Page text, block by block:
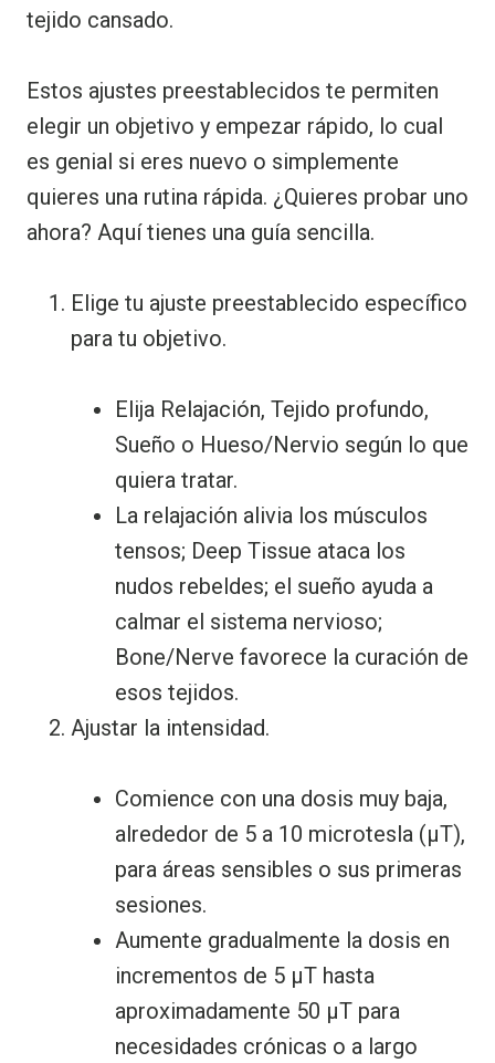
tejido cansado.
Estos ajustes preestablecidos te permiten
elegir un objetivo y empezar rápido, lo cual
es genial si eres nuevo o simplemente
quieres una rutina rápida. ¿Quieres probar uno
ahora? Aquí tienes una guía sencilla.
Elige tu ajuste preestablecido específico
para tu objetivo.
Elija Relajación, Tejido profundo,
Sueño o Hueso/Nervio según lo que
quiera tratar.
La relajación alivia los músculos
tensos; Deep Tissue ataca los
nudos rebeldes; el sueño ayuda a
calmar el sistema nervioso;
Bone/Nerve favorece la curación de
esos tejidos.
Ajustar la intensidad.
Comience con una dosis muy baja,
alrededor de 5 a 10 microtesla (µT),
para áreas sensibles o sus primeras
sesiones.
Aumente gradualmente la dosis en
incrementos de 5 µT hasta
aproximadamente 50 µT para
necesidades crónicas o a largo